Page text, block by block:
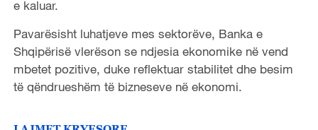
e kaluar.
Pavarësisht luhatjeve mes sektorëve, Banka e
Shqipërisë vlerëson se ndjesia ekonomike në vend
mbetet pozitive, duke reflektuar stabilitet dhe besim
të qëndrueshëm të bizneseve në ekonomi.